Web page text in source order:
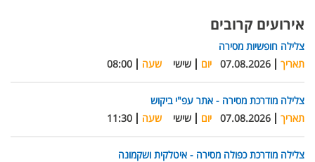
אירועים קרובים
צלילה חופשיות מסירה
תאריך
07.08.2026 יום שישי שעה 08:00
צלילה מודרכת מסירה - אתר עפ"י ביקוש
תאריך
07.08.2026 יום שישי שעה 11:30
צלילה מודרכת כפולה מסירה - איטלקית ושקמונה